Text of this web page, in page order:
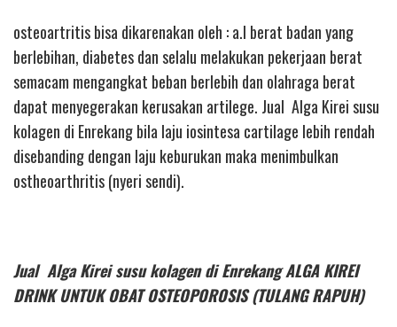
osteoartritis bisa dikarenakan oleh : a.l berat badan yang
berlebihan, diabetes dan selalu melakukan pekerjaan berat
semacam mengangkat beban berlebih dan olahraga berat
dapat menyegerakan kerusakan artilege. Jual Alga Kirei susu
kolagen di Enrekang bila laju iosintesa cartilage lebih rendah
disebanding dengan laju keburukan maka menimbulkan
ostheoarthritis (nyeri sendi).
Jual Alga Kirei susu kolagen di Enrekang ALGA KIREI
DRINK UNTUK OBAT OSTEOPOROSIS (TULANG RAPUH)